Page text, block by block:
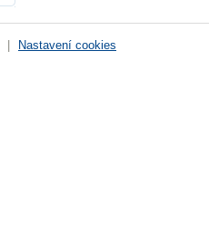
Nastavení cookies